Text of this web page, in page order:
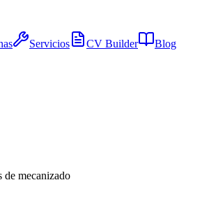
Servicios CV Builder Blog
de mecanizado